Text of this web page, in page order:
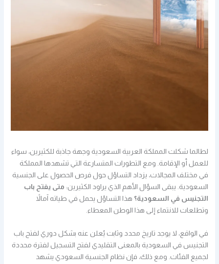
لطالما شكلت المملكة العربية السعودية وجهة جاذبة للكثيرين، سواء
للعمل أو الإقامة. ومع التطورات المتسارعة التي تشهدها المملكة
في مختلف المجالات، يزداد التساؤل حول فرص الحصول على الجنسية
السعودية. يبقى السؤال الأهم الذي يراود الكثيرين: متى يفتح باب
التجنيس في السعودية؟ هذا التساؤل يحمل في طياته آمالاً
وتطلعات للانتماء إلى هذا الوطن المعطاء.
في الواقع، لا يوجد تاريخ محدد وثابت يُعلن عنه بشكل دوري لفتح باب
التجنيس في السعودية بالمعنى التقليدي لفتح التسجيل لفترة محددة
لجميع الفئات. ومع ذلك، فإن نظام الجنسية السعودي يشهد